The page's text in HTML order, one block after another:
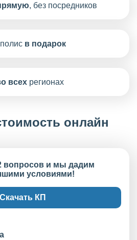
, без посредников
в подарок
всех регионах
онлайн
вопросов и мы дадим
условиями!
Скачать КП